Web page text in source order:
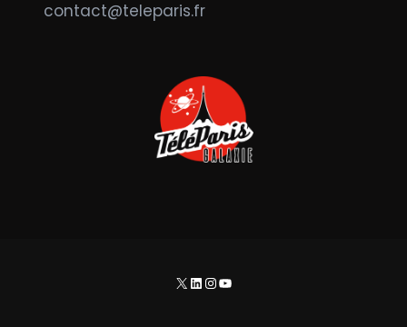
contact@teleparis.fr
X LinkedIn
Instagram
YouTube